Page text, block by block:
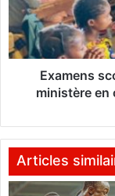
r
é
s
n
s
s
c
r
2
Examens
ministère en
Articles